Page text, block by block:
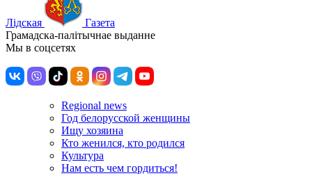
Лiдская
Газета
Грамадска-палiтычнае выданне
Мы в соцсетях
Regional news
Год белорусской женщины
Ищу хозяина
Кто женился, кто родился
Культура
Нам есть чем гордиться!